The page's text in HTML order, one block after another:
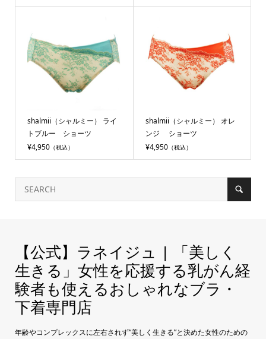
shalmii（シャルミー） ライ
トブルー ショーツ
¥4,950（税込）
shalmii（シャルミー） オレ
ンジ ショーツ
¥4,950（税込）
【公式】ラネイジュ | 「美しく
生きる」女性を応援する乳がん経
験者も使えるおしゃれなブラ・
下着専門店
年齢やコンプレックスに左右されず“美しく生きる”と決めた女性のための